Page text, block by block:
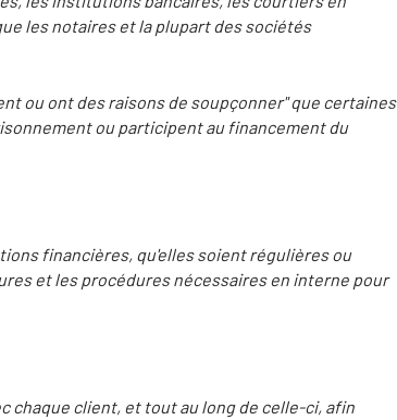
les notaires et la plupart des sociétés
ou ont des raisons de soupçonner" que certaines
ou participent au financement du
financières, qu'elles soient régulières ou
et les procédures nécessaires en interne pour
chaque client, et tout au long de celle-ci, afin